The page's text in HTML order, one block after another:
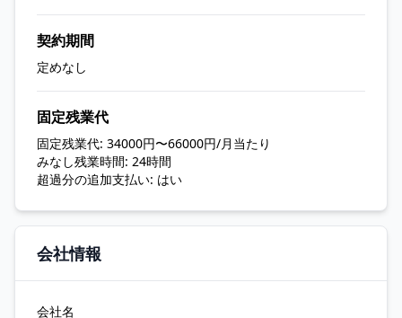
契約期間
定めなし
固定残業代
固定残業代: 34000円〜66000円/月当たり
みなし残業時間: 24時間
超過分の追加支払い: はい
会社情報
会社名